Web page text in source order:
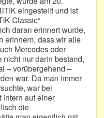
eingestellt und ist
Classic“
daran erinnert wurde,
erinnern, dass wir alle
Mercedes oder
nur darin bestand,
– vorübergehend –
war. Da man immer
war bei
intern auf einer
die